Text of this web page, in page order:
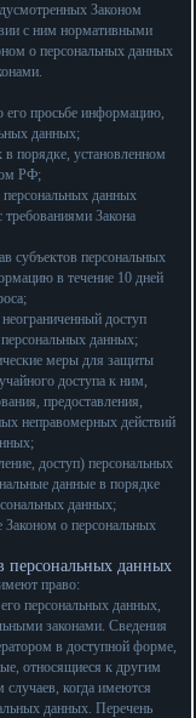
Законом
с ним нормативными
о персональных данных
его просьбе информацию,
данных;
порядке, установленном
РФ;
данных
требованиями Закона
субъектов персональных
в течение 10 дней
доступ
данных;
меры для защиты
доступа к ним,
предоставления,
неправомерных действий
доступ) персональных
данные в порядке
данных;
о персональных
персональных данных
право:
персональных данных,
законами. Сведения
в доступной форме,
относящиеся к другим
когда имеются
данных. Перечень